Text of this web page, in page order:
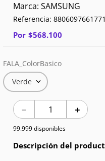
SAMSUNG
Referencia: 8806097661771
Por $568.100
FALA_ColorBasico
Verde
＋
－
99.999 disponibles
Descripción del
4.
Televisores
5.
Iphone 15 Pro
7.
Red Magic
8.
Celulares
9.
Iphone 17
10. Audífonos